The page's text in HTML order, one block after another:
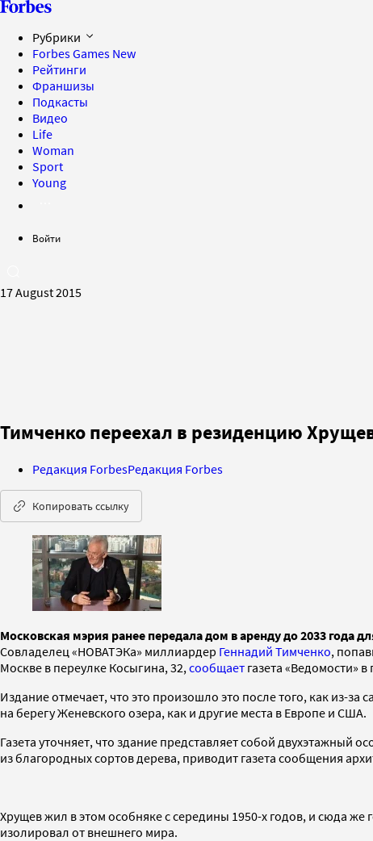
Рубрики
Forbes Games New
Рейтинги
Франшизы
Подкасты
Видео
Life
Woman
Sport
Young
Войти
17 August 2015
Тимченко переехал в резиденцию
Редакция ForbesРедакция Forbes
Копировать ссылку
Московская мэрия ранее передала дом в аренду до 2033 года
Совладелец «НОВАТЭКа» миллиардер Геннадий Тимченко,
Москве в переулке Косыгина, 32, сообщает газета «Ведомости»
Издание отмечает, что это произошло это после того, как из-
на берегу Женевского озера, как и другие места в Европе и США.
Газета уточняет, что здание представляет собой
из благородных сортов дерева, приводит газета сообщения
Хрущев жил в этом особняке с середины 1950-х годов, и сюда же
изолировал от внешнего мира.